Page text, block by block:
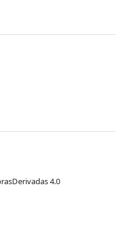
4.0